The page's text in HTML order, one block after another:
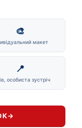
🎨
макет
📍
особиста зустріч
→